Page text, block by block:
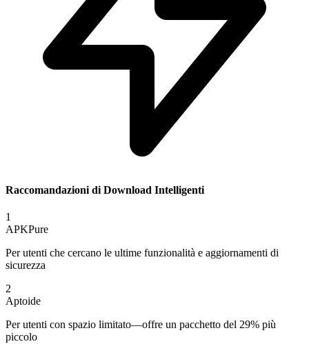
Raccomandazioni di Download Intelligenti
1
APKPure
Per utenti che cercano le ultime funzionalità e aggiornamenti di
sicurezza
2
Aptoide
Per utenti con spazio limitato—offre un pacchetto del 29% più
piccolo